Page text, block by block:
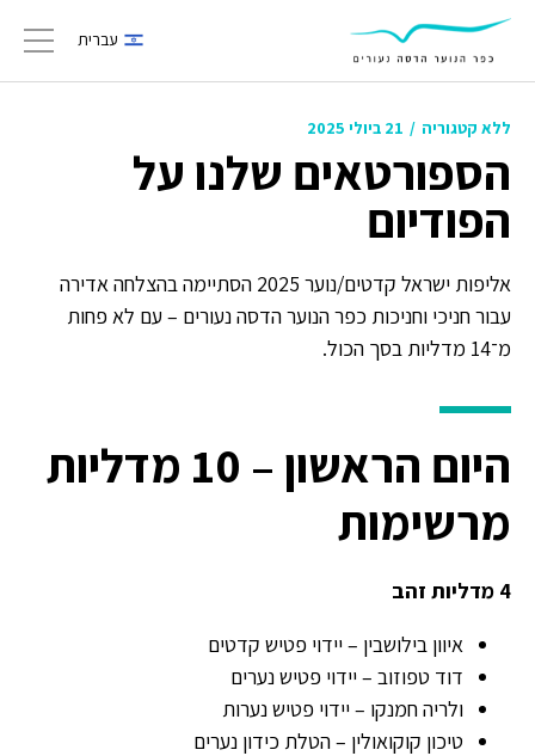
עברית
ללא קטגוריה / 21 ביולי 2025
הספורטאים שלנו על
הפודיום
אליפות ישראל קדטים/נוער 2025 הסתיימה בהצלחה אדירה
עבור חניכי וחניכות כפר הנוער הדסה נעורים – עם לא פחות
מ־14 מדליות בסך הכול.
היום הראשון – 10 מדליות
מרשימות
4 מדליות זהב
איוון בילושבין – יידוי פטיש קדטים
דוד טפוזוב – יידוי פטיש נערים
ולריה חמנקו – יידוי פטיש נערות
טיכון קוקואולין – הטלת כידון נערים